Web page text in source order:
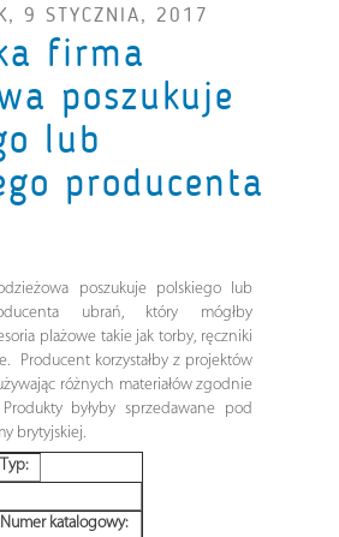
9 STYCZNIA, 2017
firma
poszukuje
lub
producenta
poszukuje polskiego lub
ubrań, który mógłby
plażowe takie jak torby, ręczniki
Producent korzystałby z projektów
różnych materiałów zgodnie
byłyby sprzedawane pod
brytyjskiej.
Typ:
Numer katalogowy: